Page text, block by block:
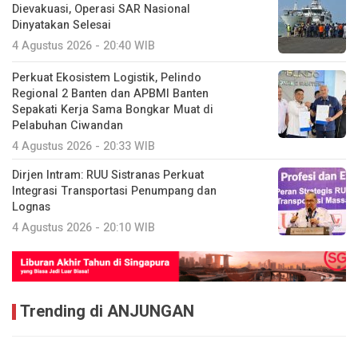
Dievakuasi, Operasi SAR Nasional
Dinyatakan Selesai
4 Agustus 2026 - 20:40 WIB
Perkuat Ekosistem Logistik, Pelindo
Regional 2 Banten dan APBMI Banten
Sepakati Kerja Sama Bongkar Muat di
Pelabuhan Ciwandan
4 Agustus 2026 - 20:33 WIB
Dirjen Intram: RUU Sistranas Perkuat
Integrasi Transportasi Penumpang dan
Lognas
4 Agustus 2026 - 20:10 WIB
Trending di ANJUNGAN